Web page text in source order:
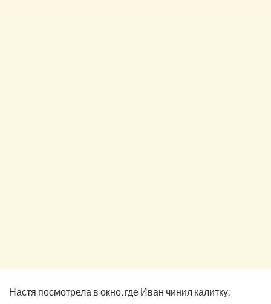
Настя посмотрела в окно, где Иван чинил калитку.